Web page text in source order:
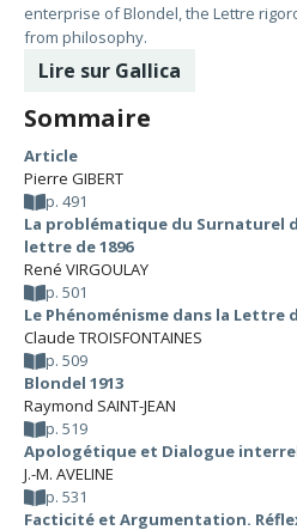
enterprise of Blondel, the Lettre
from philosophy.
Lire sur Gallica
Sommaire
Article
Pierre GIBERT
p. 491
La problématique du Surnaturel
lettre de 1896
René VIRGOULAY
p. 501
Le Phénoménisme dans la Lettre
Claude TROISFONTAINES
p. 509
Blondel 1913
Raymond SAINT-JEAN
p. 519
Apologétique et Dialogue
J.-M. AVELINE
p. 531
Facticité et Argumentation.